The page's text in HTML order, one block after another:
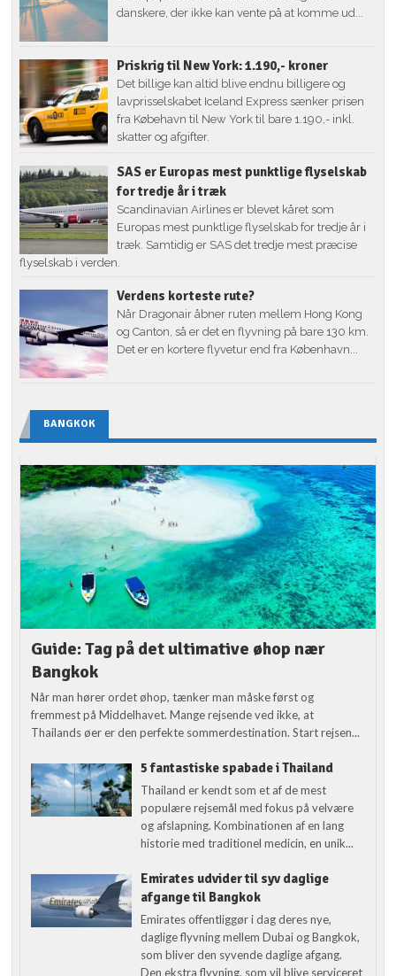
danskere, der ikke kan vente på at komme ud...
Priskrig til New York: 1.190,- kroner
Det billige kan altid blive endnu billigere og
lavprisselskabet Iceland Express sænker prisen
fra Købehavn til New York til bare 1.190,- inkl.
skatter og afgifter.
SAS er Europas mest punktlige flyselskab
for tredje år i træk
Scandinavian Airlines er blevet kåret som
Europas mest punktlige flyselskab for tredje år i
træk. Samtidig er SAS det tredje mest præcise
flyselskab i verden.
Verdens korteste rute?
Når Dragonair åbner ruten mellem Hong Kong
og Canton, så er det en flyvning på bare 130 km.
Det er en kortere flyvetur end fra København...
BANGKOK
Guide: Tag på det ultimative øhop nær
Bangkok
Når man hører ordet øhop, tænker man måske først og
fremmest på Middelhavet. Mange rejsende ved ikke, at
Thailands øer er den perfekte sommerdestination. Start rejsen...
5 fantastiske spabade i Thailand
Thailand er kendt som et af de mest
populære rejsemål med fokus på velvære
og afslapning. Kombinationen af en lang
historie med traditionel medicin, en unik...
Emirates udvider til syv daglige
afgange til Bangkok
Emirates offentliggør i dag deres nye,
daglige flyvning mellem Dubai og Bangkok,
som bliver den syvende daglige afgang.
Den ekstra flyvning, som vil blive serviceret